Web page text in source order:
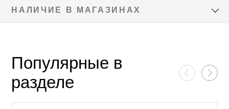
НАЛИЧИЕ В МАГАЗИНАХ
Популярные в
разделе